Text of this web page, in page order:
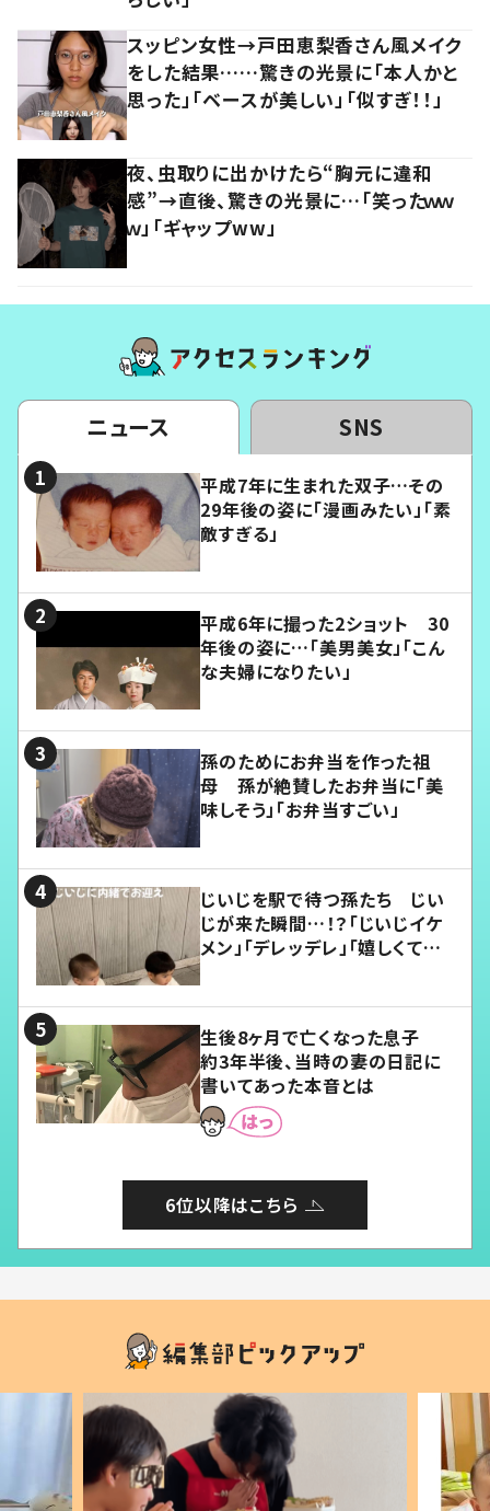
スッピン女性→戸田恵梨香さん風メイク
をした結果……驚きの光景に「本人かと
思った」「ベースが美しい」「似すぎ！！」
夜、虫取りに出かけたら“胸元に違和
感”→直後、驚きの光景に…「笑ったｗｗ
ｗ」「ギャップww」
ニュース SNS
平成7年に生まれた双子…その
29年後の姿に「漫画みたい」「素
敵すぎる」
平成6年に撮った2ショット 30
年後の姿に…「美男美女」「こん
な夫婦になりたい」
孫のためにお弁当を作った祖
母 孫が絶賛したお弁当に「美
味しそう」「お弁当すごい」
じいじを駅で待つ孫たち じい
じが来た瞬間…！？「じいじイケ
メン」「デレッデレ」「嬉しくて可
生後8ヶ月で亡くなった息子
約3年半後、当時の妻の日記に
書いてあった本音とは
6位以降はこちら